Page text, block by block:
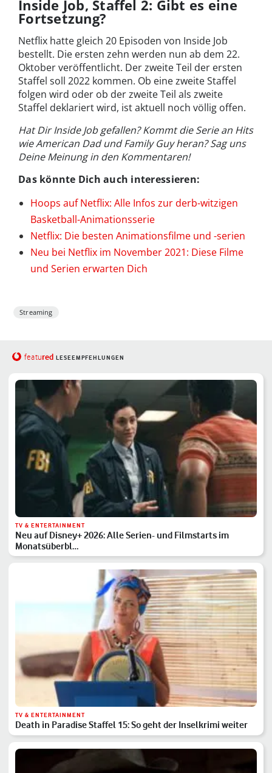
Inside Job, Staffel 2: Gibt es eine
Fortsetzung?
Netflix hatte gleich 20 Episoden von Inside Job
bestellt. Die ersten zehn werden nun ab dem 22.
Oktober veröffentlicht. Der zweite Teil der ersten
Staffel soll 2022 kommen. Ob eine zweite Staffel
folgen wird oder ob der zweite Teil als zweite
Staffel deklariert wird, ist aktuell noch völlig offen.
Hat Dir Inside Job gefallen? Kommt die Serie an Hits
wie American Dad und Family Guy heran? Sag uns
Deine Meinung in den Kommentaren!
Das könnte Dich auch interessieren:
Hoops auf Netflix: Alle Infos zur derb-witzigen
Basketball-Animationsserie
Netflix: Die besten Animationsfilme und -serien
Neu bei Netflix im November 2021: Diese Filme
und Serien erwarten Dich
Streaming
featured LESEEMPFEHLUNGEN
TV & ENTERTAINMENT
Neu auf Disney+ 2026: Alle Serien- und Filmstarts im
Monatsüberbl…
TV & ENTERTAINMENT
Death in Paradise Staffel 15: So geht der Inselkrimi weiter